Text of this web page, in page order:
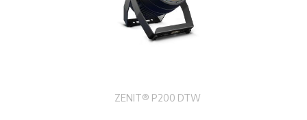
ZENIT® P200 DTW